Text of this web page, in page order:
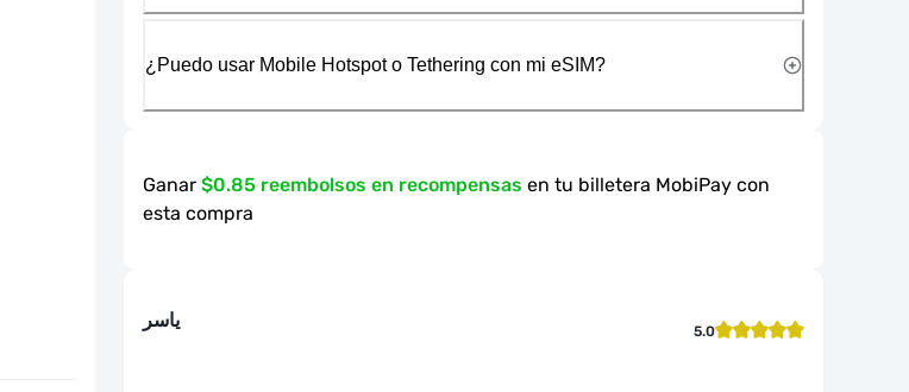
¿Puedo usar Mobile Hotspot o Tethering con mi eSIM?
Ganar $0.85 reembolsos en recompensas en tu billetera MobiPay con
esta compra
ياسر 5.0